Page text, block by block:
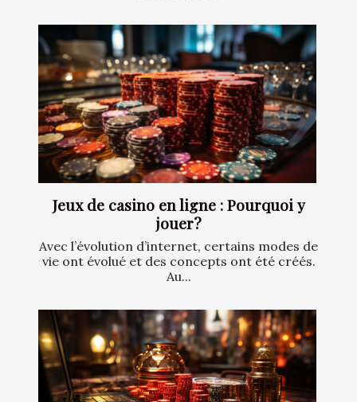
Jeux de casino en ligne : Pourquoi y
jouer?
Avec l’évolution d’internet, certains modes de
vie ont évolué et des concepts ont été créés.
Au...